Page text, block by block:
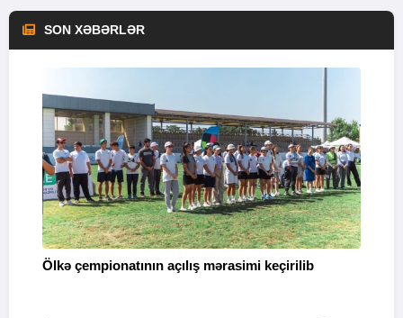
SON XƏBƏRLƏR
Ölkə çempionatının açılış mərasimi keçirilib